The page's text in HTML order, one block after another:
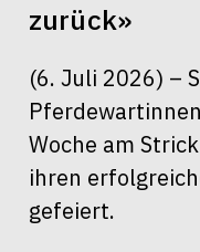
zurück»
(6. Juli 2026) –
Woche am
ihren
gefeiert.